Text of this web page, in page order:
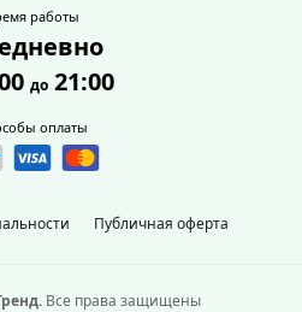
Публичная оферта
работы
до 21:00
оплаты
Все права защищены